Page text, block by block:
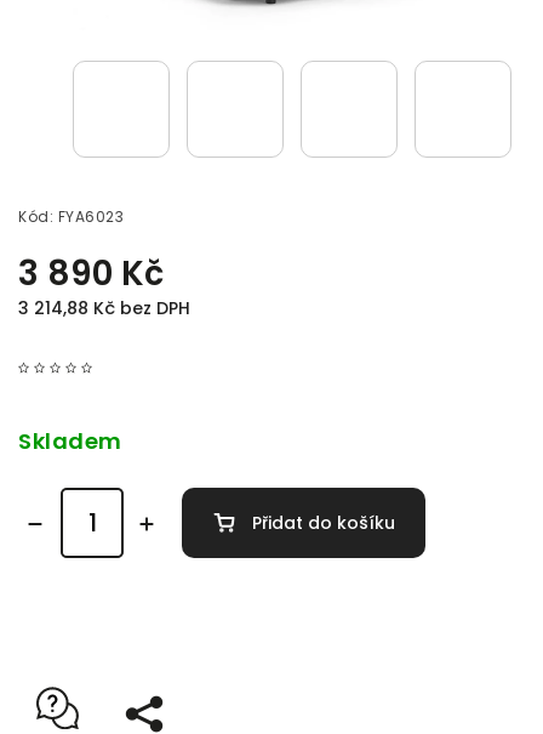
Kód: FYA6023
3 890 Kč
3 214,88 Kč bez DPH
Skladem
Přidat do košíku